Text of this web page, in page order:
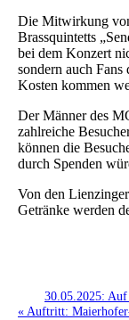
Die Mitwirkung
Brassquintetts
bei dem Konzert
sondern auch
Kosten kommen
Der Männer des
zahlreiche
können die
durch Spenden
Von den
Getränke werden
30.05.2025: Auf
« Auftritt: